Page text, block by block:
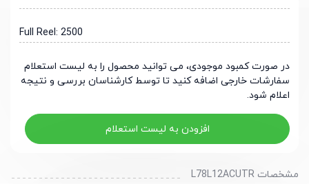
Full Reel: 2500
در صورت کمبود موجودی، می توانید محصول را به لیست استعلام
سفارشات خارجی اضافه کنید تا توسط کارشناسان بررسی و نتیجه
اعلام شود.
افزودن به لیست استعلام
مشخصات L78L12ACUTR